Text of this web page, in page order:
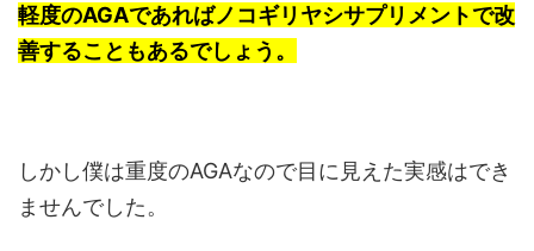
軽度のAGAであればノコギリヤシサプリメントで改
善することもあるでしょう。
しかし僕は重度のAGAなので目に見えた実感はでき
ませんでした。